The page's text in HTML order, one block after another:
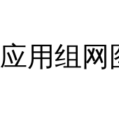
应用组网